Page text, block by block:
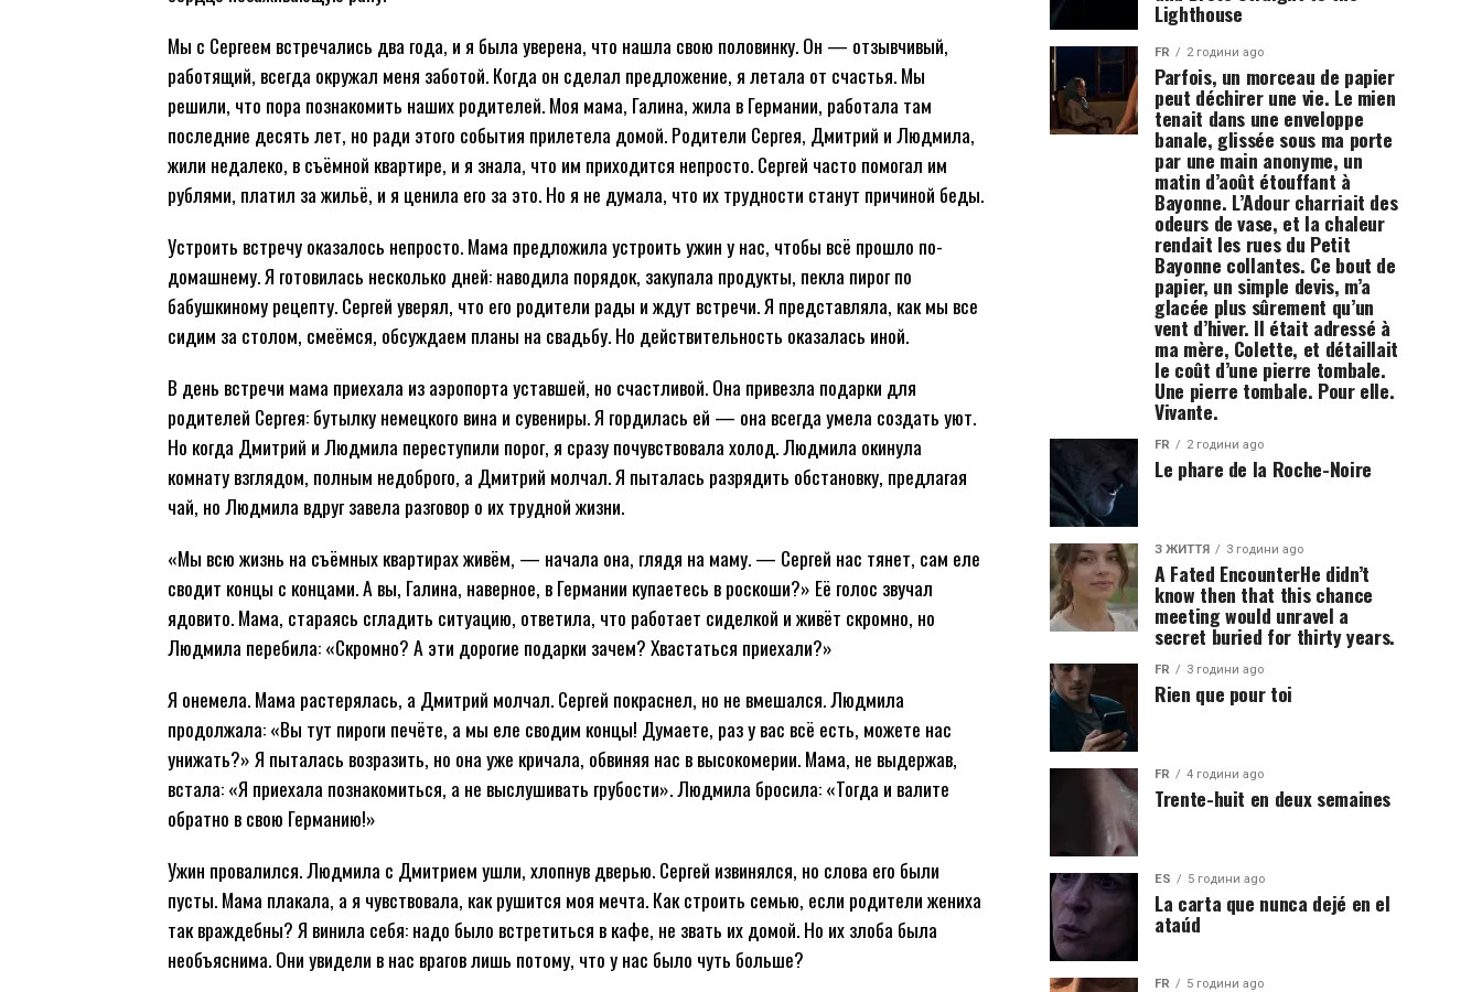
Мы с Сергеем встречались два года, и я была уверена, что нашла свою половинку. Он — отзывчивый,
работящий, всегда окружал меня заботой. Когда он сделал предложение, я летала от счастья. Мы
решили, что пора познакомить наших родителей. Моя мама, Галина, жила в Германии, работала там
последние десять лет, но ради этого события прилетела домой. Родители Сергея, Дмитрий и Людмила,
жили недалеко, в съёмной квартире, и я знала, что им приходится непросто. Сергей часто помогал им
рублями, платил за жильё, и я ценила его за это. Но я не думала, что их трудности станут причиной беды.
Устроить встречу оказалось непросто. Мама предложила устроить ужин у нас, чтобы всё прошло по-
домашнему. Я готовилась несколько дней: наводила порядок, закупала продукты, пекла пирог по
бабушкиному рецепту. Сергей уверял, что его родители рады и ждут встречи. Я представляла, как мы все
сидим за столом, смеёмся, обсуждаем планы на свадьбу. Но действительность оказалась иной.
В день встречи мама приехала из аэропорта уставшей, но счастливой. Она привезла подарки для
родителей Сергея: бутылку немецкого вина и сувениры. Я гордилась ей — она всегда умела создать уют.
Но когда Дмитрий и Людмила переступили порог, я сразу почувствовала холод. Людмила окинула
комнату взглядом, полным недоброго, а Дмитрий молчал. Я пыталась разрядить обстановку, предлагая
чай, но Людмила вдруг завела разговор о их трудной жизни.
«Мы всю жизнь на съёмных квартирах живём, — начала она, глядя на маму. — Сергей нас тянет, сам еле
сводит концы с концами. А вы, Галина, наверное, в Германии купаетесь в роскоши?» Её голос звучал
ядовито. Мама, стараясь сгладить ситуацию, ответила, что работает сиделкой и живёт скромно, но
Людмила перебила: «Скромно? А эти дорогие подарки зачем? Хвастаться приехали?»
Я онемела. Мама растерялась, а Дмитрий молчал. Сергей покраснел, но не вмешался. Людмила
продолжала: «Вы тут пироги печёте, а мы еле сводим концы! Думаете, раз у вас всё есть, можете нас
унижать?» Я пыталась возразить, но она уже кричала, обвиняя нас в высокомерии. Мама, не выдержав,
встала: «Я приехала познакомиться, а не выслушивать грубости». Людмила бросила: «Тогда и валите
обратно в свою Германию!»
Ужин провалился. Людмила с Дмитрием ушли, хлопнув дверью. Сергей извинялся, но слова его были
пусты. Мама плакала, а я чувствовала, как рушится моя мечта. Как строить семью, если родители жениха
так враждебны? Я винила себя: надо было встретиться в кафе, не звать их домой. Но их злоба была
необъяснима. Они увидели в нас врагов лишь потому, что у нас было чуть больше?
Lighthouse
FR 2 години ago
Parfois, un morceau de papier
peut déchirer une vie. Le mien
tenait dans une enveloppe
banale, glissée sous ma porte
par une main anonyme, un
matin d’août étouffant à
Bayonne. L’Adour charriait des
odeurs de vase, et la chaleur
rendait les rues du Petit
Bayonne collantes. Ce bout de
papier, un simple devis, m’a
glacée plus sûrement qu’un
vent d’hiver. Il était adressé à
ma mère, Colette, et détaillait
le coût d’une pierre tombale.
Une pierre tombale. Pour elle.
Vivante.
FR 2 години ago
Le phare de la Roche-Noire
З ЖИТТЯ 3 години ago
A Fated EncounterHe didn’t
know then that this chance
meeting would unravel a
secret buried for thirty years.
FR 3 години ago
Rien que pour toi
FR 4 години ago
Trente-huit en deux semaines
ES 5 години ago
La carta que nunca dejé en el
ataúd
FR 5 години ago